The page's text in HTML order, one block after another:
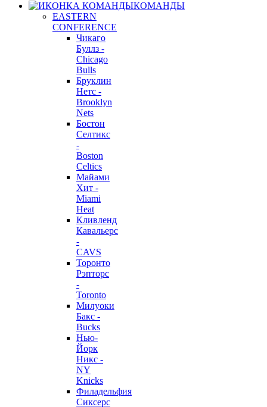
КОМАНДЫ
EASTERN
CONFERENCE
Чикаго
Буллз -
Chicago
Bulls
Бруклин
Нетс -
Brooklyn
Nets
Бостон
Селтикс
-
Boston
Celtics
Майами
Хит -
Miami
Heat
Кливленд
Кавальерс
-
CAVS
Торонто
Рэпторс
-
Toronto
Милуоки
Бакс -
Bucks
Нью-
Йорк
Никс -
NY
Knicks
Филадельфия
Сиксерс